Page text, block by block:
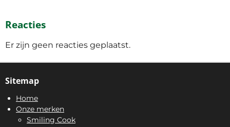
Reacties
Er zijn geen reacties geplaatst.
Sitemap
Home
Onze merken
Smiling Cook